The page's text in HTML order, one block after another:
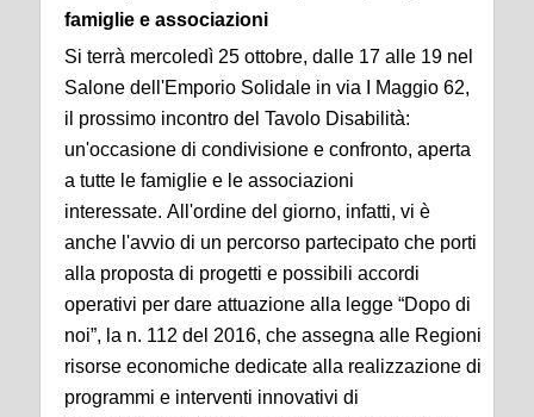
famiglie e associazioni
Si terrà mercoledì 25 ottobre, dalle 17 alle 19 nel
Salone dell'Emporio Solidale in via I Maggio 62,
il prossimo incontro del Tavolo Disabilità:
un'occasione di condivisione e confronto, aperta
a tutte le famiglie e le associazioni
interessate. All'ordine del giorno, infatti, vi è
anche l'avvio di un percorso partecipato che porti
alla proposta di progetti e possibili accordi
operativi per dare attuazione alla legge “Dopo di
noi”, la n. 112 del 2016, che assegna alle Regioni
risorse economiche dedicate alla realizzazione di
programmi e interventi innovativi di